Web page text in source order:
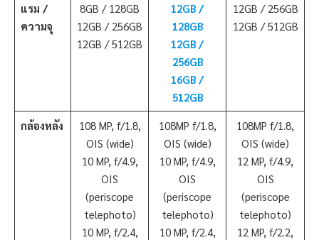
แรม /
ความจุ
8GB / 128GB
12GB / 256GB
12GB / 512GB
12GB /
128GB
12GB /
256GB
16GB /
512GB
12GB / 256GB
12GB / 512GB
กล้องหลัง
108 MP, f/1.8,
OIS (wide)
10 MP, f/4.9,
OIS
(periscope
telephoto)
10 MP, f/2.4,
108MP f/1.8,
OIS (wide)
10 MP, f/4.9,
OIS
(periscope
telephoto)
10 MP, f/2.4,
108MP f/1.8,
OIS (wide)
12 MP, f/4.9,
OIS
(periscope
telephoto)
12 MP, f/2.2,